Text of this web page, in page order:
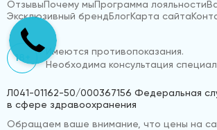
ОтзывыПочему мыПрограмма лояльности
Эксклюзивный брендБлогКарта сайта
18+
Имеются противопоказания.
Необходима консультация
Л041-01162-50/000367156 Федеральная
в сфере здравоохранения
Обращаем ваше внимание, что цены на